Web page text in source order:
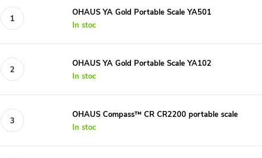
OHAUS YA Gold Portable Scale YA501
In stoc
OHAUS YA Gold Portable Scale YA102
In stoc
OHAUS Compass™ CR CR2200 portable scale
In stoc